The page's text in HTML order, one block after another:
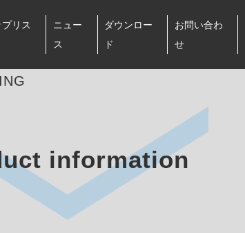
リス
ニュー
ス
ダウンロー
ド
お問い合わ
せ
information